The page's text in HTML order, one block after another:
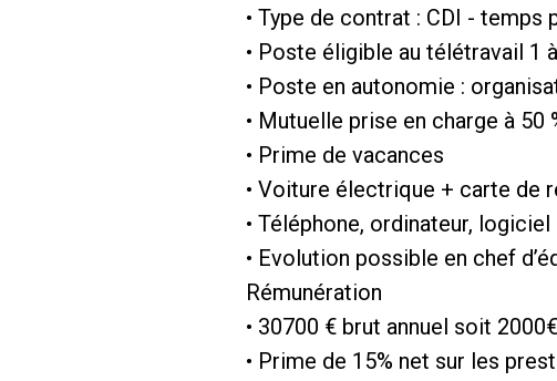
• Type de contrat : CDI - temps
• Poste éligible au télétravail 1
• Poste en autonomie :
• Mutuelle prise en charge à 50
• Prime de vacances
• Voiture électrique + carte de
• Téléphone, ordinateur,
• Evolution possible en chef
Rémunération
• 30700 € brut annuel soit
• Prime de 15% net sur les